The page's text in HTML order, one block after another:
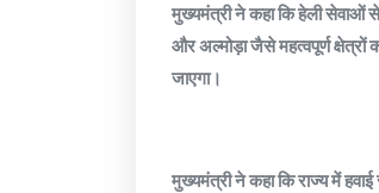
मुख्यमंत्री ने कहा कि हेली सेवाओं से
और अल्मोड़ा जैसे महत्वपूर्ण क्षेत्रों
जाएगा।
मुख्यमंत्री ने कहा कि राज्य में